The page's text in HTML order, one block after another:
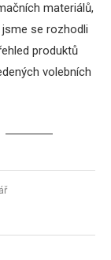
materiálů,
se rozhodli
produktů
volebních